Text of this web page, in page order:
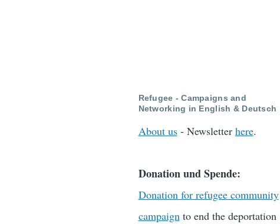
Refugee - Campaigns and
Networking in English & Deutsch
About us- Newsletter here.
Donation und Spende:
Donation for refugee community
campaignto end the deportation